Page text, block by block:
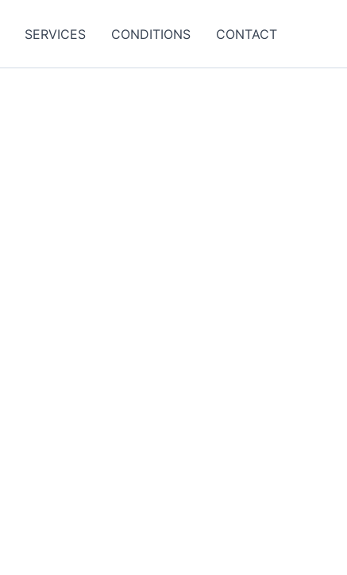
SERVICES CONDITIONS CONTACT